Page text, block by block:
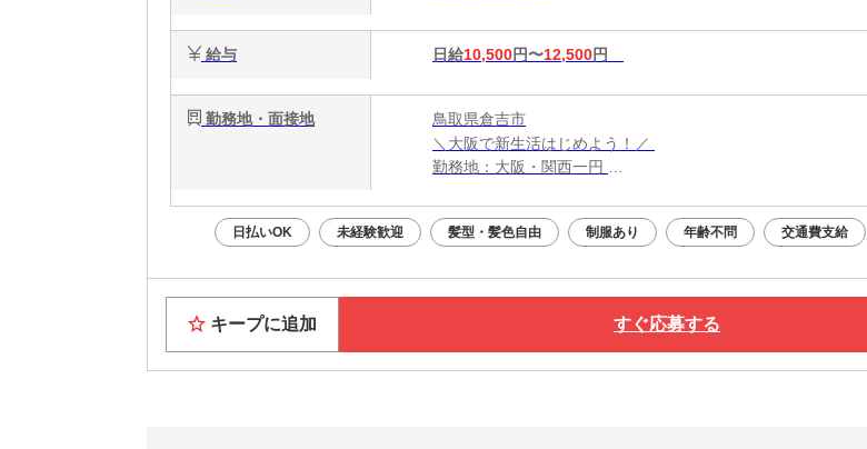
給与 日給10,500円〜12,500円
勤務地・面接地
鳥取県倉吉市
＼大阪で新生活はじめよう！／
勤務地：大阪・関西一円
お近くまでお迎えに行きますよ！
★すぐに住める【寮完備】
Wi-Fiもあり！カバンひとつで入居OK！
★休日は大阪の街を満喫
日払いOK 未経験歓迎 髪型・髪色自由 制服あり 年齢不問 交通費支給
キープに追加 すぐ応募する